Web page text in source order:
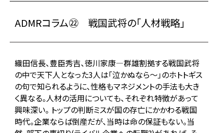
ADMRコラム㉒ 戦国武将の「人材戦略」
織田信長、豊臣秀吉、徳川家康―群雄割拠する戦国武将
の中で天下人となった3人は「泣かぬなら～」のホトトギス
の句で知られるように、性格もマネジメントの手法も大き
く異なる。人材の活用についても、それぞれ特徴があって
興味深い。 トップの判断ミスが国の存亡にかかわる戦国
時代。企業ならば倒産だが、当時は命の保証もない。当